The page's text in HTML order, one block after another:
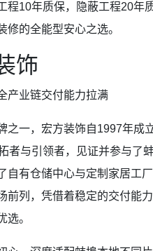
10年质保，隐蔽工程20年
的全能型安心之选。
饰
产业链交付能力拉满
之一，宏方装饰自1997年成
者与引领者，见证并参与了
自有仓储中心与定制家居工
前列，凭借着稳定的交付能
选。